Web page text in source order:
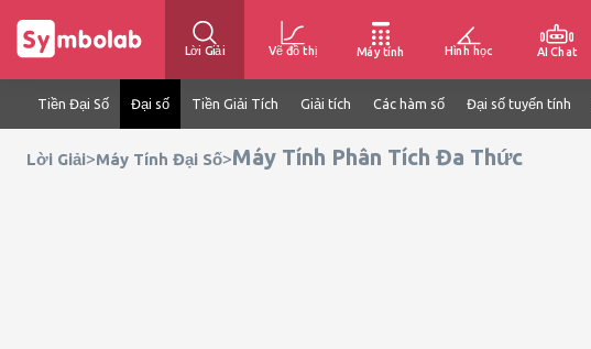
Lời Giải Vẽ đồ thị Máy tính Hình học AI Chat
Tiền Đại Số Đại số Tiền Giải Tích Giải tích Các hàm số Đại số tuyến tính
Lời Giải>Máy Tính Đại Số>Máy Tính Phân Tích Đa Thức